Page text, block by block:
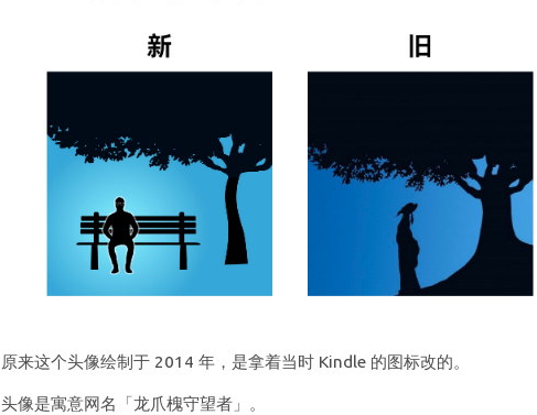
原来这个头像绘制于 2014 年，是拿着当时 Kindle 的图标改的。
头像是寓意网名「龙爪槐守望者」。